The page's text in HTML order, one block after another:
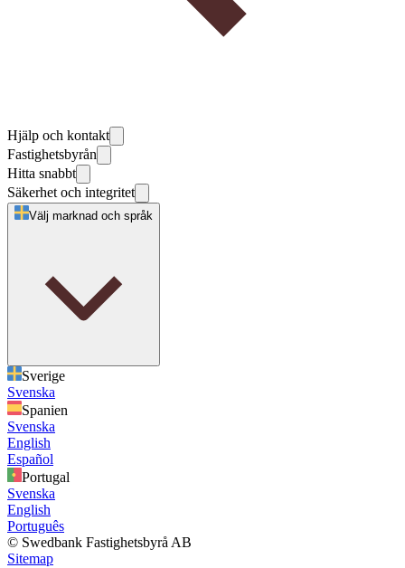
Hjälp och kontakt
Fastighetsbyrån
Hitta snabbt
Säkerhet och integritet
Välj marknad och språk
Sverige
Svenska
Spanien
Svenska
English
Español
Portugal
Svenska
English
Português
© Swedbank Fastighetsbyrå AB
Sitemap